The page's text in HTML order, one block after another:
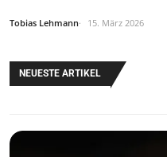
Tobias Lehmann 15. März 2026
NEUESTE ARTIKEL